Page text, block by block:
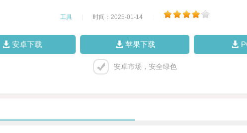
工具 时间：2025-01-14
安卓下载 苹果下载
安卓市场，安全绿色